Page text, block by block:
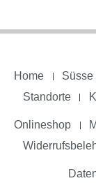
Home Süsse
Standorte
Onlineshop